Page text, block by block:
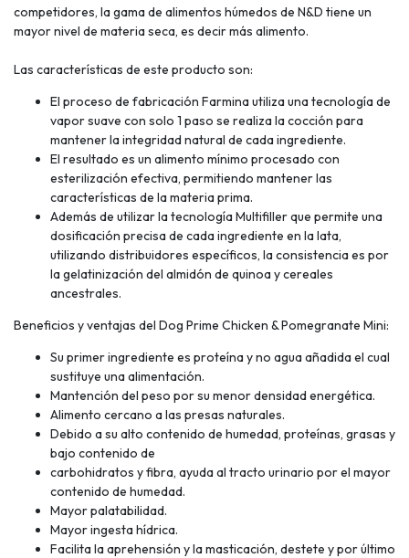
competidores, la gama de alimentos húmedos de N&D tiene un
mayor nivel de materia seca, es decir más alimento.
Las características de este producto son:
El proceso de fabricación Farmina utiliza una tecnología de
vapor suave con solo 1 paso se realiza la cocción para
mantener la integridad natural de cada ingrediente.
El resultado es un alimento mínimo procesado con
esterilización efectiva, permitiendo mantener las
características de la materia prima.
Además de utilizar la tecnología Multifiller que permite una
dosificación precisa de cada ingrediente en la lata,
utilizando distribuidores específicos, la consistencia es por
la gelatinización del almidón de quinoa y cereales
ancestrales.
Beneficios y ventajas del Dog Prime Chicken & Pomegranate Mini:
Su primer ingrediente es proteína y no agua añadida el cual
sustituye una alimentación.
Mantención del peso por su menor densidad energética.
Alimento cercano a las presas naturales.
Debido a su alto contenido de humedad, proteínas, grasas y
bajo contenido de
carbohidratos y fibra, ayuda al tracto urinario por el mayor
contenido de humedad.
Mayor palatabilidad.
Mayor ingesta hídrica.
Facilita la aprehensión y la masticación, destete y por último